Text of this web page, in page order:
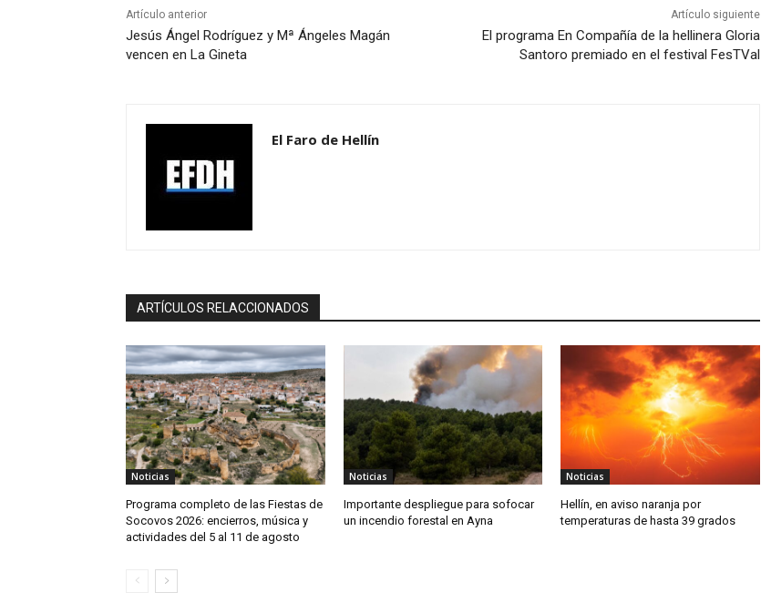
Artículo anterior
Jesús Ángel Rodríguez y Mª Ángeles Magán
vencen en La Gineta
Artículo siguiente
El programa En Compañía de la hellinera Gloria
Santoro premiado en el festival FesTVal
El Faro de Hellín
ARTÍCULOS RELACCIONADOS
Noticias
Programa completo de las Fiestas de
Socovos 2026: encierros, música y
actividades del 5 al 11 de agosto
Noticias
Importante despliegue para sofocar
un incendio forestal en Ayna
Noticias
Hellín, en aviso naranja por
temperaturas de hasta 39 grados